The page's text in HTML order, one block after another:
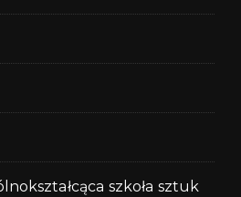
szkoła sztuk